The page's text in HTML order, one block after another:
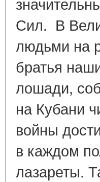
Сил. В
людьми на
братья
лошади,
на Кубани
войны
в каждом
лазареты.